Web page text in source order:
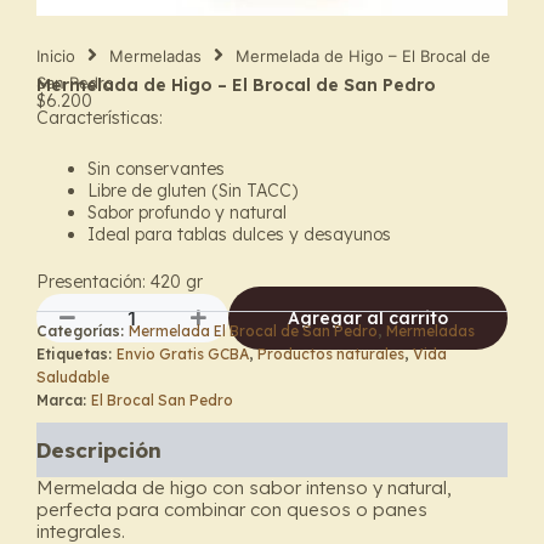
Inicio Mermeladas
Mermelada de Higo – El Brocal de
San Pedro
Mermelada de Higo – El Brocal de San Pedro
$6.200
Características:
Sin conservantes
Libre de gluten (Sin TACC)
Sabor profundo y natural
Ideal para tablas dulces y desayunos
Presentación: 420 gr
Mermelada
de
Higo
–
Brocal
de
San
Pedro
Agregar al carrito
Categorías: Mermelada El Brocal de San Pedro, Mermeladas
Etiquetas: Envio Gratis GCBA,Productos naturales,Vida
Saludable
Marca: El Brocal San Pedro
Descripción
Mermelada de higo con sabor intenso y natural,
perfecta para combinar con quesos o panes
integrales.